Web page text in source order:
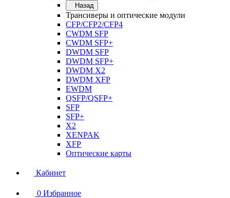
Назад
Трансиверы и оптические модули
CFP/CFP2/CFP4
CWDM SFP
CWDM SFP+
DWDM SFP
DWDM SFP+
DWDM X2
DWDM XFP
EWDM
QSFP/QSFP+
SFP
SFP+
X2
XENPAK
XFP
Оптические карты
Кабинет
0 Избранное